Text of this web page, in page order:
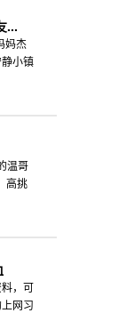
...
妈杰
小镇
温哥
高挑
，可
网习